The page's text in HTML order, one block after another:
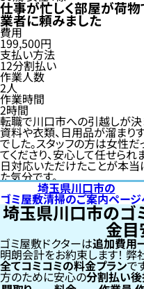
仕事が忙しく部屋が荷物
業者に頼みました
費用
199,500円
支払い方法
12分割払い
作業人数
2人
作業時間
2時間
転職で川口市への引越しが決
資料や衣類、日用品が溜まり
でした。スタッフの方は女性
てくださり、安心して任せら
日対応いただけたことが本当
た気分です。
埼玉県川口市の
ゴミ屋敷清掃のご案内ページ
埼玉県川口市のゴ
金
ゴミ屋敷ドクターは追加費用
明朗会計をお約束します！弊
全てコミコミの料金プランで
方のために安心の分割払い